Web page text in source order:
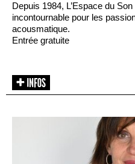
Depuis 1984, L’Espace du
incontournable pour les
acousmatique.
Entrée gratuite